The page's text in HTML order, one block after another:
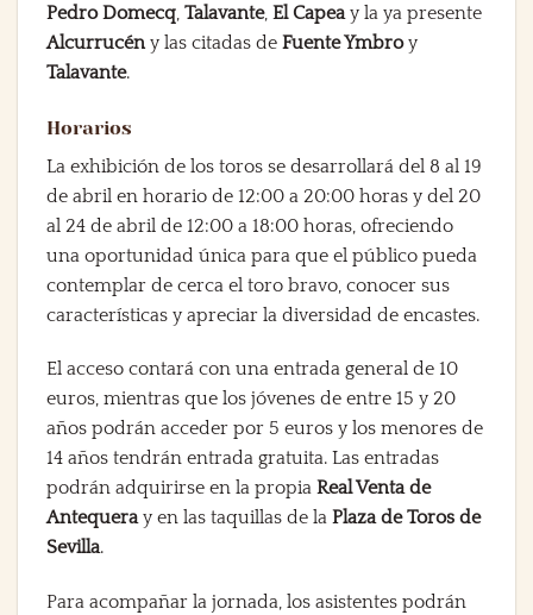
Pedro Domecq, Talavante, El Capeay la ya presente
Alcurrucény las citadas de Fuente Ymbroy
Talavante.
Horarios
La exhibición de los toros se desarrollará del 8 al 19
de abril en horario de 12:00 a 20:00 horas y del 20
al 24 de abril de 12:00 a 18:00 horas, ofreciendo
una oportunidad única para que el público pueda
contemplar de cerca el toro bravo, conocer sus
características y apreciar la diversidad de encastes.
El acceso contará con una entrada general de 10
euros, mientras que los jóvenes de entre 15 y 20
años podrán acceder por 5 euros y los menores de
14 años tendrán entrada gratuita. Las entradas
podrán adquirirse en la propia Real Venta de
Antequeray en las taquillas de la Plaza de Toros de
Sevilla.
Para acompañar la jornada, los asistentes podrán